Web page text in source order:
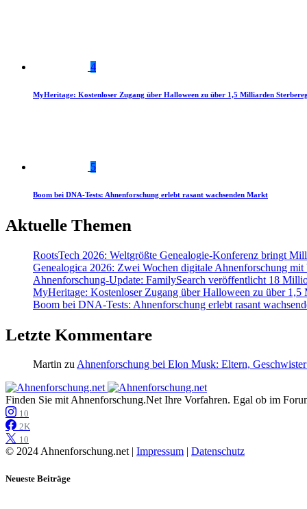
4
MyHeritage: Kostenloser Zugang über Halloween zu über 1,5 Milliarden
5
Boom bei DNA-Tests: Ahnenforschung erlebt rasant wachsenden Markt
Aktuelle Themen
RootsTech 2026: Weltgrößte Genealogie-Konferenz bringt
Genealogica 2026: Zwei Wochen digitale Ahnenforschung mit
Ahnenforschung-Update: FamilySearch veröffentlicht 18
MyHeritage: Kostenloser Zugang über Halloween zu über 1,5
Boom bei DNA-Tests: Ahnenforschung erlebt rasant
Letzte Kommentare
Martin zu Ahnenforschung bei Elon Musk: Eltern,
Finden Sie mit Ahnenforschung.Net Ihre Vorfahren. Egal ob im
10
2K
10
© 2024 Ahnenforschung.net | Impressum | Datenschutz
Neueste Beiträge